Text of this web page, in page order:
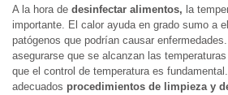
A la hora de desinfectar alimentos, la
importante. El calor ayuda en grado sumo a
patógenos que podrían causar
asegurarse que se alcanzan las
que el control de temperatura es
adecuados procedimientos de limpieza y